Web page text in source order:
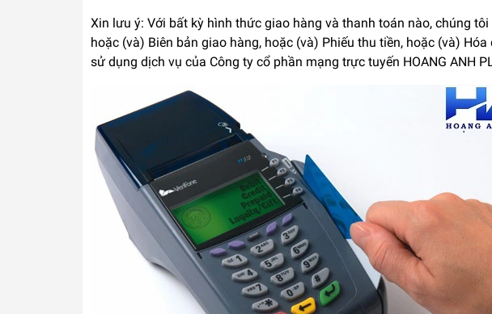
Xin lưu ý: Với bất kỳ hình thức giao hàng và thanh toán nào, chúng
hoặc (và) Biên bản giao hàng, hoặc (và) Phiếu thu tiền, hoặc (và)
sử dụng dịch vụ của Công ty cổ phần mạng trực tuyến HOANG ANH